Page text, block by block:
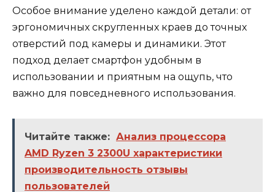
Особое внимание уделено каждой детали: от
эргономичных скругленных краев до точных
отверстий под камеры и динамики. Этот
подход делает смартфон удобным в
использовании и приятным на ощупь, что
важно для повседневного использования.
Читайте также: Анализ процессора
AMD Ryzen 3 2300U характеристики
производительность отзывы
пользователей